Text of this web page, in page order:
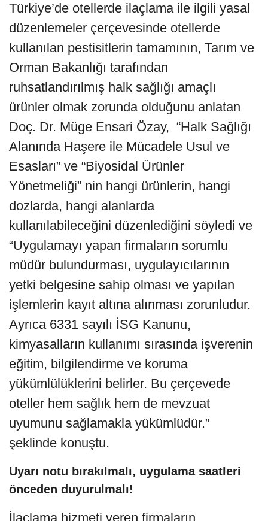
Türkiye’de otellerde ilaçlama ile ilgili yasal
düzenlemeler çerçevesinde otellerde
kullanılan pestisitlerin tamamının, Tarım ve
Orman Bakanlığı tarafından
ruhsatlandırılmış halk sağlığı amaçlı
ürünler olmak zorunda olduğunu anlatan
Doç. Dr. Müge Ensari Özay, “Halk Sağlığı
Alanında Haşere ile Mücadele Usul ve
Esasları” ve “Biyosidal Ürünler
Yönetmeliği” nin hangi ürünlerin, hangi
dozlarda, hangi alanlarda
kullanılabileceğini düzenlediğini söyledi ve
“Uygulamayı yapan firmaların sorumlu
müdür bulundurması, uygulayıcılarının
yetki belgesine sahip olması ve yapılan
işlemlerin kayıt altına alınması zorunludur.
Ayrıca 6331 sayılı İSG Kanunu,
kimyasalların kullanımı sırasında işverenin
eğitim, bilgilendirme ve koruma
yükümlülüklerini belirler. Bu çerçevede
oteller hem sağlık hem de mevzuat
uyumunu sağlamakla yükümlüdür.”
şeklinde konuştu.
Uyarı notu bırakılmalı, uygulama saatleri
önceden duyurulmalı!
İlaçlama hizmeti veren firmaların